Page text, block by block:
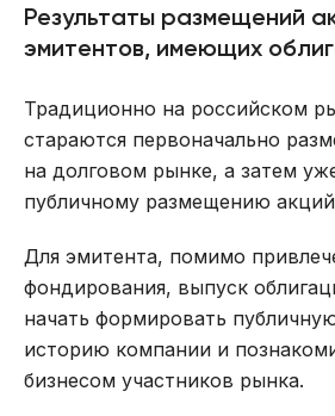
Результаты размещений
эмитентов, имеющих
Традиционно на российском
стараются первоначально
на долговом рынке, а затем
публичному размещению
Для эмитента, помимо
фондирования, выпуск
начать формировать
историю компании и
бизнесом участников рынка.